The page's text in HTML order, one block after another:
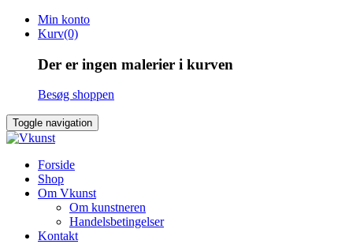
Skip
Min konto
Kurv(0)
Der er ingen malerier i kurven
Besøg shoppen
Toggle navigation
Forside
Shop
Om Vkunst
Om kunstneren
Handelsbetingelser
Kontakt